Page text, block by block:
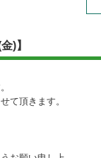
)】
て頂きます。